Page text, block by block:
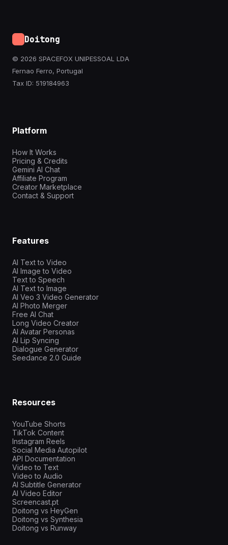
Doitong
© 2026 SPACEFOX UNIPESSOAL LDA
Fernao Ferro, Portugal
Tax ID: 519184963
Platform
How It Works
Pricing & Credits
Gemini AI Chat
Affiliate Program
Creator Marketplace
Contact & Support
Features
AI Text to Video
AI Image to Video
Text to Speech
AI Text to Image
AI Veo 3 Video Generator
AI Photo Merger
Free AI Chat
Long Video Creator
AI Avatar Personas
AI Lip Syncing
Dialogue Generator
Seedance 2.0 Guide
Resources
YouTube Shorts
TikTok Content
Instagram Reels
Social Media Autopilot
API Documentation
Video to Text
Video to Audio
AI Subtitle Generator
AI Video Editor
Screencast.pt
Doitong vs HeyGen
Doitong vs Synthesia
Doitong vs Runway